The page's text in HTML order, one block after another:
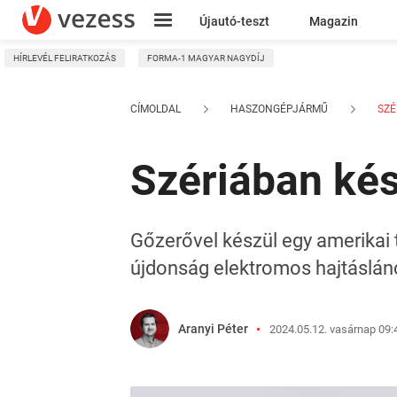
Újautó-teszt Magazin
Kresz
HÍRLEVÉL FELIRATKOZÁS FORMA-1 MAGYAR NAGYDÍJ
CÍMOLDAL HASZONGÉPJÁRMŰ
Szériában
Gőzerővel készül egy
újdonság elektromos
Aranyi Péter 2024.05.12. vasárnap